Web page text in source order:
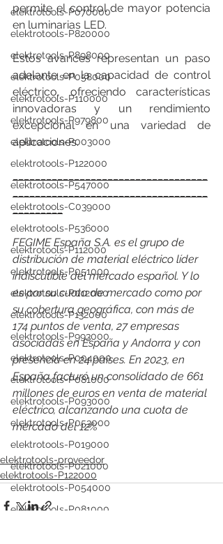
elektrotools-P070000
elektrotools-P820000
elektrotools-P898000
elektrotools-P058000
elektrotools-P110000
elektrotools-P979800
elektrotools-P003000
elektrotools-P122000
elektrotools-P547000
elektrotools-C039000
elektrotools-P536000
elektrotools-P112000
elektrotools-P051000
elektrotools-P012000
elektrotools-P132000
elektrotools-P993000
elektrotools-P004000
elektrotools-P081000
elektrotools-P093000
elektrotools-P053000
elektrotools-P019000
elektrotools-P021000
elektrotools-P054000
elektrotools-P081000
permite el control de mayor potencia
en luminarias LED.
Estos avances representan un paso
adelante en la capacidad de control
eléctrico, ofreciendo características
innovadoras y un rendimiento
excepcional en una variedad de
aplicaciones.
___________________________________
_________
FEGIME España S.A. es el grupo de
distribución de material eléctrico líder
indiscutible del mercado español. Y lo
es por su cuota de mercado como por
su cobertura geográfica, con más de
174 puntos de venta, 27 empresas
asociadas en España y Andorra y con
presencia en 24 países. En 2023, en
España facturó un consolidado de 661
millones de euros en venta de material
eléctrico, alcanzando una cuota de
mercado del 12%
elektrotools-proveedor
elektrotools-P122000